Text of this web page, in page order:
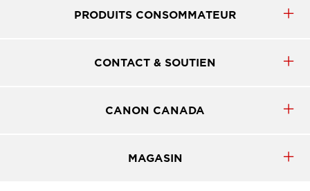
PRODUITS CONSOMMATEUR
CONTACT & SOUTIEN
CANON CANADA
MAGASIN